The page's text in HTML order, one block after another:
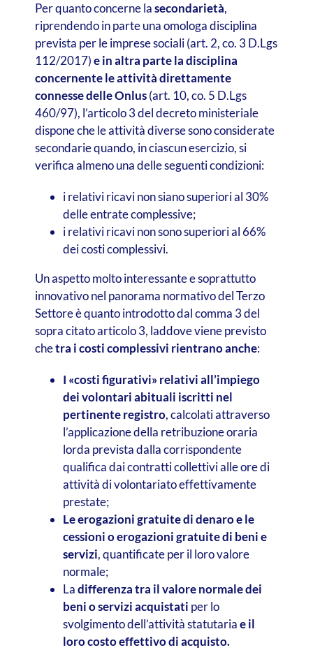
Per quanto concerne lasecondarietà,
riprendendo in parte una omologa disciplina
prevista per le imprese sociali (art. 2, co. 3 D.Lgs
112/2017)e in altra parte la disciplina
concernente le attività direttamente
connesse delle Onlus(art. 10, co. 5 D.Lgs
460/97), l’articolo 3 del decreto ministeriale
dispone che le attività diverse sono considerate
secondarie quando, in ciascun esercizio, si
verifica almeno una delle seguenti condizioni:
i relativi ricavi non siano superiori al 30%
delle entrate complessive;
i relativi ricavi non sono superiori al 66%
dei costi complessivi.
Un aspetto molto interessante e soprattutto
innovativo nel panorama normativo del Terzo
Settore è quanto introdotto dal comma 3 del
sopra citato articolo 3, laddove viene previsto
chetra i costi complessivi rientrano anche:
I «costi figurativi» relativi all’impiego
dei volontari abituali iscritti nel
pertinente registro, calcolati attraverso
l’applicazione della retribuzione oraria
lorda prevista dalla corrispondente
qualifica dai contratti collettivi alle ore di
attività di volontariato effettivamente
prestate;
Le erogazioni gratuite di denaro e le
cessioni o erogazioni gratuite di beni e
servizi, quantificate per il loro valore
normale;
Ladifferenza tra il valore normale dei
beni o servizi acquistati per lo
svolgimento dell’attività statutariae il
loro costo effettivo di acquisto.